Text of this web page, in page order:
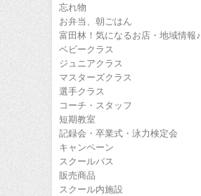
忘れ物
お弁当、朝ごはん
富田林！気になるお店・地域情報♪
ベビークラス
ジュニアクラス
マスターズクラス
選手クラス
コーチ・スタッフ
短期教室
記録会・卒業式・泳力検定会
キャンペーン
スクールバス
販売商品
スクール内施設